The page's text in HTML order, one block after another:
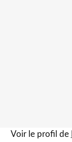
Voir le profil de